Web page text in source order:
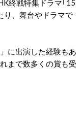
終戦特集ドラマ｢15
り、舞台やドラマで
に出演した経験もあ
まで数多くの賞も受